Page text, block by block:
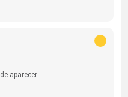
aparecer.